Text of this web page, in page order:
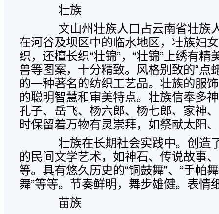
壮族
文山州壮族人口占云南省壮族
在河谷及坝区中的临水地区，壮族妇
织，还檀长织“壮锦”，“壮锦”上绣有
兽等图案，十分精致。风格别致的“点
的一种著名的纺织工艺品。壮族的服
的聪明智慧和审美特点。壮族信奉多
孔子、岳飞、杨六郎、杨七郎、家神
时保留着万物有灵崇拜，如祭献太阳
壮族在长期社会实践中。创造
的民间文学艺术，如神石、传说故事
等。具有悠久历史的“铜鼓舞”、“手帕
舞”等等。节奏鲜明，舞步雄健。表情
苗族